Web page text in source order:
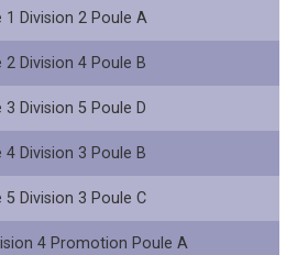
1 Division 2 Poule A
2 Division 4 Poule B
3 Division 5 Poule D
4 Division 3 Poule B
5 Division 3 Poule C
4 Promotion Poule A